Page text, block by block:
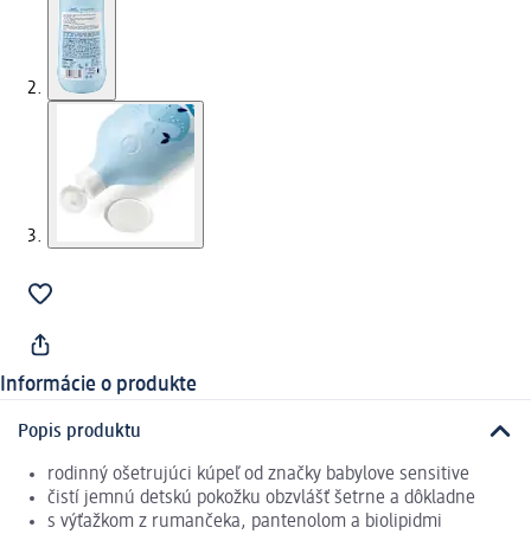
Informácie o produkte
Popis produktu
rodinný ošetrujúci kúpeľ od značky babylove sensitive
čistí jemnú detskú pokožku obzvlášť šetrne a dôkladne
s výťažkom z rumančeka, pantenolom a biolipidmi